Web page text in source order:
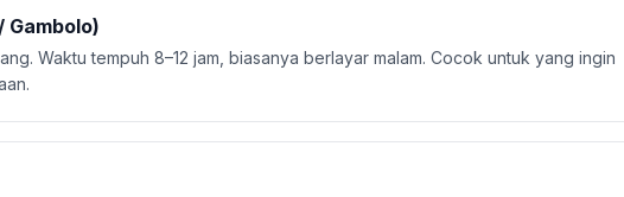
Gambolo)
Waktu tempuh 8–12 jam, biasanya berlayar malam. Cocok untuk yang ingin